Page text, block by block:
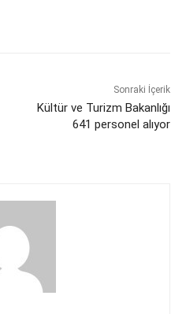
Sonraki İçerik
Kültür ve Turizm Bakanlığı
641 personel alıyor